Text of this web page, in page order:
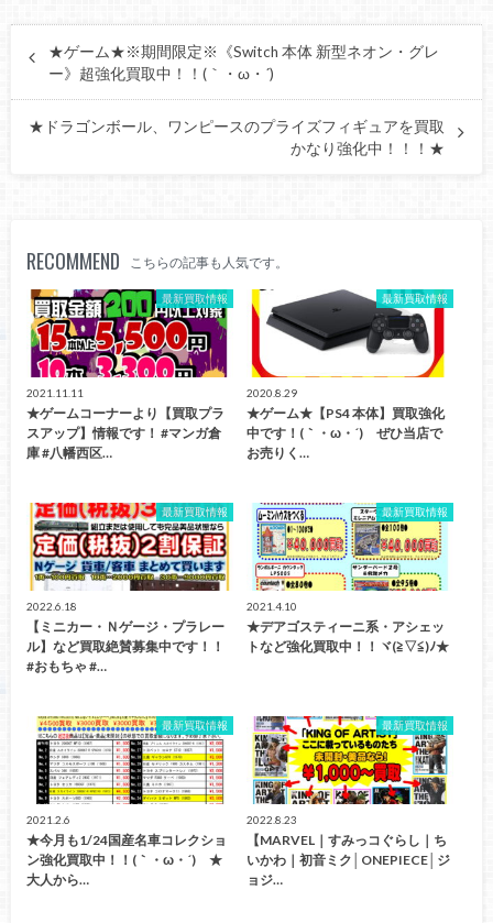
★ゲーム★※期間限定※《Switch 本体 新型ネオン・グレ
ー》超強化買取中！！(｀・ω・´)ゞ
★ドラゴンボール、ワンピースのプライズフィギュアを買取
かなり強化中！！！★
RECOMMEND こちらの記事も人気です。
最新買取情報
2021.11.11
★ゲームコーナーより【買取プラ
スアップ】情報です！ #マンガ倉
庫 #八幡西区…
最新買取情報
2020.8.29
★ゲーム★【PS4 本体】買取強化
中です！(｀・ω・´)ゞぜひ当店で
お売りく…
最新買取情報
2022.6.18
【ミニカー・Ｎゲージ・プラレー
ル】など買取絶賛募集中です！！
#おもちゃ #…
最新買取情報
2021.4.10
★デアゴスティーニ系・アシェッ
トなど強化買取中！！ヾ(≧▽≦)ﾉ★
最新買取情報
2021.2.6
★今月も1/24国産名車コレクショ
ン強化買取中！！(｀・ω・´)ゞ★
大人から…
最新買取情報
2022.8.23
【MARVEL｜すみっコぐらし｜ち
いかわ｜初音ミク│ONEPIECE│ジ
ョジ…